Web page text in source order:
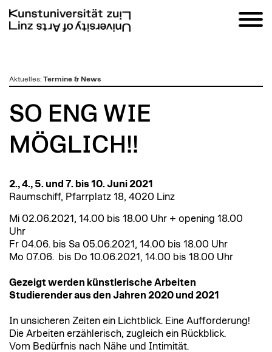
zumAktuelles: Termine & News
SO ENG WIE
MÖGLICH!!
2., 4., 5. und 7. bis 10. Juni 2021
Raumschiff, Pfarrplatz 18, 4020 Linz
Mi 02.06.2021, 14.00 bis 18.00 Uhr + opening 18.00
Uhr
Fr 04.06. bis Sa 05.06.2021, 14.00 bis 18.00 Uhr
Mo 07.06. bis Do 10.06.2021, 14.00 bis 18.00 Uhr
Gezeigt werden künstlerische Arbeiten
Studierender aus den Jahren 2020 und 2021
In unsicheren Zeiten ein Lichtblick. Eine Aufforderung!
Die Arbeiten erzählerisch, zugleich ein Rückblick.
Vom Bedürfnis nach Nähe und Intimität.